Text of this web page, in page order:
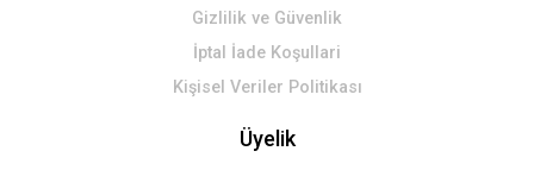
Gizlilik ve Güvenlik
İptal İade Koşullari
Kişisel Veriler Politikası
Üyelik